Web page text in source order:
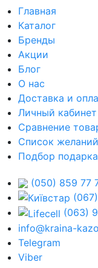
Главная
Каталог
Бренды
Акции
Блог
О нас
Доставка и
Личный кабинет
Сравнение
Список желаний
Подбор подарка
(050) 859 77
(063)
info@kraina-
Telegram
Viber